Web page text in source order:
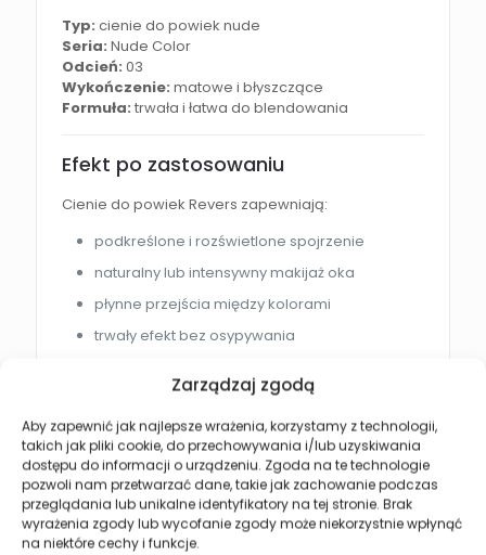
Zarządzaj zgodą
Aby zapewnić jak najlepsze wrażenia, korzystamy z technologii,
takich jak pliki cookie, do przechowywania i/lub uzyskiwania
dostępu do informacji o urządzeniu. Zgoda na te technologie
pozwoli nam przetwarzać dane, takie jak zachowanie podczas
przeglądania lub unikalne identyfikatory na tej stronie. Brak
wyrażenia zgody lub wycofanie zgody może niekorzystnie wpłynąć
na niektóre cechy i funkcje.
Typ: cienie do powiek nude
Seria: Nude Color
Odcień: 03
Wykończenie: matowe i błyszczące
Formuła: trwała i łatwa do blendowania
Efekt po zastosowaniu
Cienie do powiek Revers zapewniają:
podkreślone i rozświetlone spojrzenie
naturalny lub intensywny makijaż oka
płynne przejścia między kolorami
trwały efekt bez osypywania
Jak używać cieni do powiek?
Jasne odcienie nałóż na całą powiekę jako
bazę.
Ciemniejsze kolory aplikuj w załamaniu
powieki oraz zewnętrznym kąciku oka.